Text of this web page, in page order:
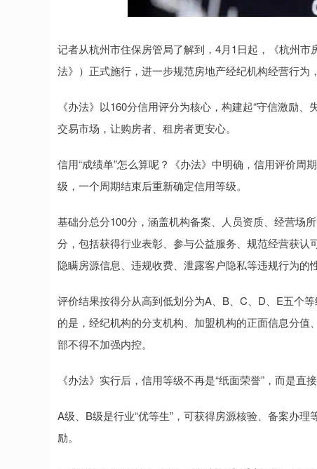
记者从杭州市住保房管局了解到，4月1日起，《杭州
法》）正式施行，进一步规范房地产经纪机构经营行为
《办法》以160分信用评分为核心，构建起“守信激励
交易市场，让购房者、租房者更安心。
信用“成绩单”怎么算呢？《办法》中明确，信用评价周
级，一个周期结束后重新确定信用等级。
基础分总分100分，涵盖机构备案、人员资质、经营场
分，包括获得行业表彰、参与公益服务、规范经营获认
隐瞒房源信息、违规收费、泄露客户隐私等违规行为的
评价结果按得分从高到低划分为A、B、C、D、E五个
的是，经纪机构的分支机构、加盟机构的正面信息分
部不得不加强内控。
《办法》实行后，信用等级不再是“纸面荣誉”，而是直
A级、B级是行业“优等生”，可获得房源核验、备案办
励。